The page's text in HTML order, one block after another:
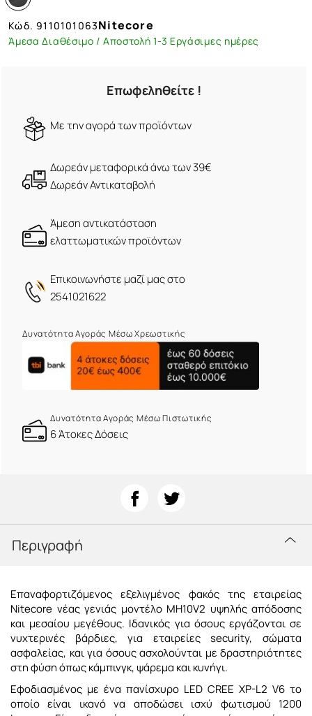
Κώδ.9110101063Nitecore
Άμεσα Διαθέσιμο / Αποστολή 1-3 Εργάσιμες ημέρες
Επωφεληθείτε !
Mε την αγορά των προϊόντων
Δωρεάν μεταφορικά άνω των 39€
Δωρεάν Αντικαταβολή
Άμεση αντικατάσταση
ελαττωματικών προϊόντων
Eπικοινωνήστε μαζί μας στο
2541021622
Δυνατότητα Αγοράς Μέσω Χρεωστικής
Δυνατότητα Αγοράς Μέσω Πιστωτικής
6 Άτοκες Δόσεις
Περιγραφή
Επαναφορτιζόμενος εξελιγμένος φακός της εταιρείας
Nitecore νέας γενιάς μοντέλο MH10V2 υψηλής απόδοσης
και μεσαίου μεγέθους. Ιδανικός για όσους εργάζονται σε
νυχτερινές βάρδιες, για εταιρείες security, σώματα
ασφαλείας, και για όσους ασχολούνται με δραστηριότητες
στη φύση όπως κάμπινγκ, ψάρεμα και κυνήγι.
Εφοδιασμένος με ένα πανίσχυρο LED CREE XP-L2 V6 το
οποίο είναι ικανό να αποδώσει ισχύ φωτισμού 1200